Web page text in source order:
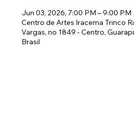
Jun 03, 2026, 7:00 PM – 9:00 PM
Centro de Artes Iracema Trinco
Vargas, no 1849 - Centro,
Brasil